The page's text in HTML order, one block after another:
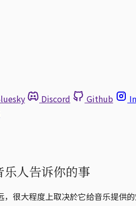
Discord Github
人告诉你的事
很大程度上取决於它给音乐提供的